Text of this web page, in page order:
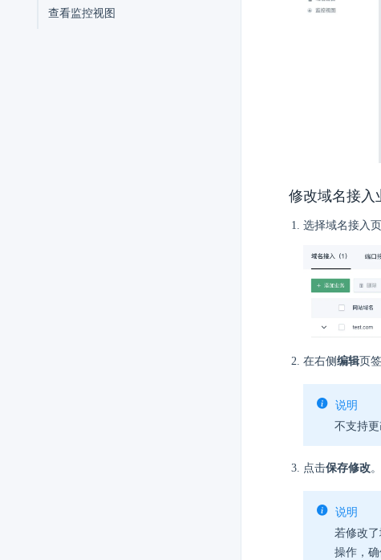
查看监控视图
修改域名接入
选择域名接入
在右侧 编辑页
说明
不支持更
点击保存修改。
说明
若修改
操作，确